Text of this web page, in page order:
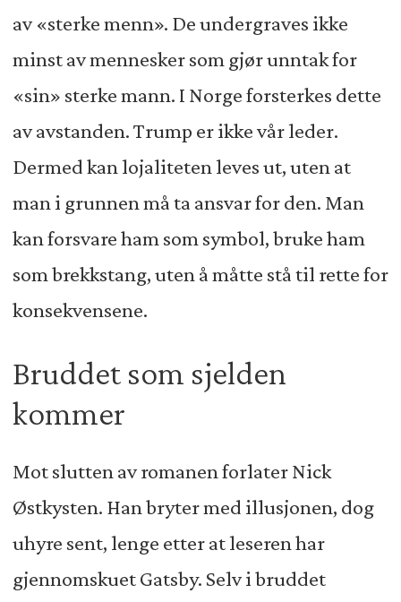
av «sterke menn». De undergraves ikke
minst av mennesker som gjør unntak for
«sin» sterke mann. I Norge forsterkes dette
av avstanden. Trump er ikke vår leder.
Dermed kan lojaliteten leves ut, uten at
man i grunnen må ta ansvar for den. Man
kan forsvare ham som symbol, bruke ham
som brekkstang, uten å måtte stå til rette for
konsekvensene.
Bruddet som sjelden
kommer
Mot slutten av romanen forlater Nick
Østkysten. Han bryter med illusjonen, dog
uhyre sent, lenge etter at leseren har
gjennomskuet Gatsby. Selv i bruddet